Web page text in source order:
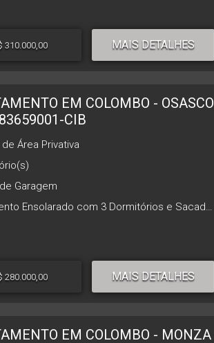
310.000,00 MAIS DETALHES
EM COLOMBO - OSASCO
CIB
Área Privativa
Garagem
Apartamento Ensolarado com 3 Dormitórios e Sacada com Churrasqueira Excelente apartamento, muito bem iluminado e com ótima incidência de sol, ideal para quem busca conforto e praticidade. Destaques do imóvel: 3 dormitórios; Sala ampla para 2 ambientes; Sacada com churrasqueira; Banheiro social com box em vidro temperado (Blindex); Cozinha integrada à área de serviço; 1 vaga de garagem livre. Um imóvel funcional, bem distribuído e pronto para receber sua família. Agende uma visita e conheça esta excelente oportunidade! *Informações e valores descritos sujeitos a alterações* Ligue agora e agende sua visita!
280.000,00 MAIS DETALHES
EM COLOMBO - MONZA